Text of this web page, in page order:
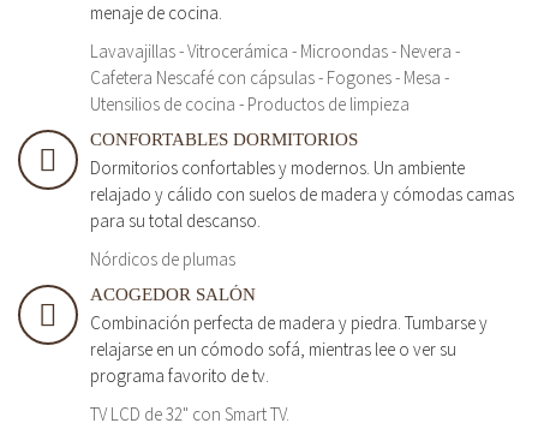
menaje de cocina.
Lavavajillas - Vitrocerámica - Microondas - Nevera -
Cafetera Nescafé con cápsulas - Fogones - Mesa -
Utensilios de cocina - Productos de limpieza
CONFORTABLES DORMITORIOS
Dormitorios confortables y modernos. Un ambiente
relajado y cálido con suelos de madera y cómodas camas
para su total descanso.
Nórdicos de plumas
ACOGEDOR SALÓN
Combinación perfecta de madera y piedra. Tumbarse y
relajarse en un cómodo sofá, mientras lee o ver su
programa favorito de tv.
TV LCD de 32" con Smart TV.